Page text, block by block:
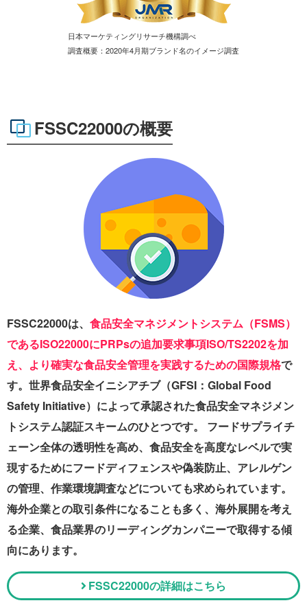
日本マーケティングリサーチ機構調べ
調査概要：2020年4月期ブランド名のイメージ調査
FSSC22000の概要
FSSC22000は、 食品安全マネジメントシステム（FSMS）
であるISO22000にPRPsの追加要求事項ISO/TS2202を加
え、より確実な食品安全管理を実践するための国際規格で
す。世界食品安全イニシアチブ（GFSI：Global Food
Safety Initiative）によって承認された食品安全マネジメン
トシステム認証スキームのひとつです。 フードサプライチ
ェーン全体の透明性を高め、食品安全を高度なレベルで実
現するためにフードディフェンスや偽装防止、アレルゲン
の管理、作業環境調査などについても求められています。
海外企業との取引条件になることも多く、海外展開を考え
る企業、食品業界のリーディングカンパニーで取得する傾
向にあります。
FSSC22000の詳細はこちら